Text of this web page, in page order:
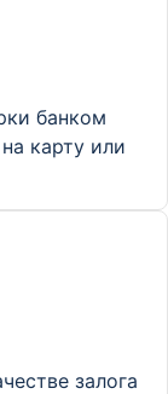
банком
карту или
залога